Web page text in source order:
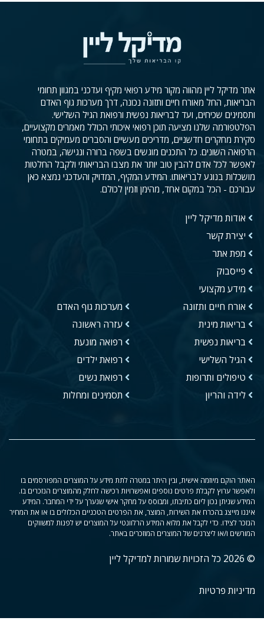
אתר מדיקל ליין מהווה מקור מידע רפואי מקיף ועדכני במגוון תחומי
הבריאות, החל מאורח חיים ותזונה נכונה, דרך מערכות גוף האדם
ותסמינים שכיחים, ועד לבריאות נפשית ורפואת הגיל השלישי.
הפלטפורמה שלנו מציעה תוכן רפואי איכותי הכולל מאמרים מקצועיים,
סקירת מחקרים חדשניים, מדריכים מעשיים והסברים מעמיקים בתחומי
הרפואה השונים. כל התכנים מוגשים בשפה ברורה ונגישה, במטרה
לאפשר לכל אדם להבין טוב יותר את מצבו הבריאותי ולקבל החלטות
מושכלות בנוגע לבריאותו. המידע המקיף, המדויק והעדכני נמצא כאן
עבורכם - הכל במקום אחד, מהימן וזמין לכולם.
אודות מדיקל ליין
יצירת קשר
מפת אתר
פייסבוק
מידע מקצועי
אורח חיים ותזונה
בריאות מינית
בריאות נפשית
הגיל השלישי
טיפולים ותרופות
לידה והריון
מערכות גוף האדם
עזרה ראשונה
רפואה מונעת
רפואת ילדים
רפואת נשים
תסמינים ומחלות
האתר הוקם מיוזמה אישית, ובין היתר במטרה לתת מידע על המוצרים המפורסמים בו
ולאפשר ערוץ לקבלת פרטים נוספים ואפשרויות רכישה לחלק מהמוצרים הנזכרים בו.
המידע שניתן נכון ליום כתיבתו, ומבוסס על מחקר אישי שנערך על ידי המחבר. המידע
איננו מייצג בהכרח את השירות, המוצר, את הפרטים הטכניים הכלולים בו או את המחיר
הנזכר לצידו. כדי לקבל את מלוא המידע הרלוונטי על המוצרים יש לפנות למשווקים
המורשים ו/או ליצרנים של המוצרים המוזכרים באתר.
© 2026 כל הזכויות שמורות למדיקל ליין
מדיניות פרטיות